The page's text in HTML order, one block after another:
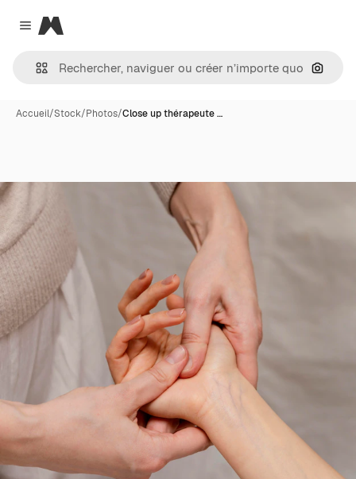
Close menu
Magnific
Accueil/Stock/Photos/Close up thérapeute …